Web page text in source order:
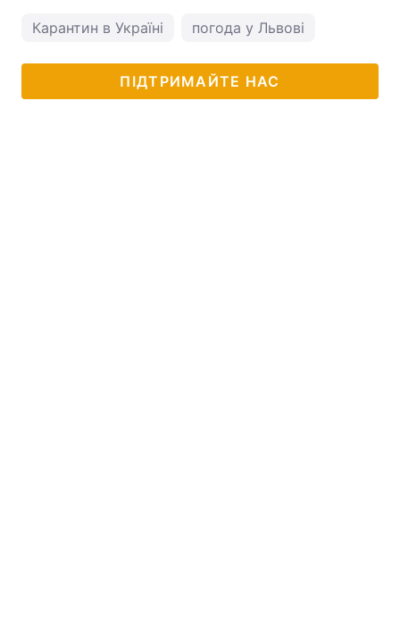
Карантин в Україні погода у Львові
ПІДТРИМАЙТЕ НАС